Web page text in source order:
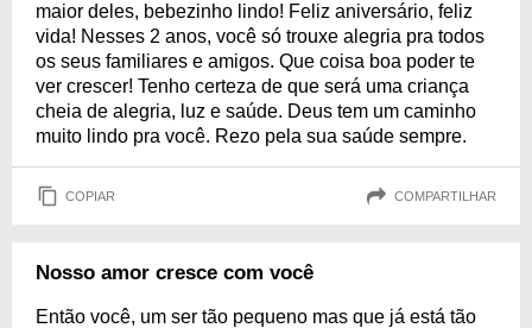
maior deles, bebezinho lindo! Feliz aniversário, feliz
vida! Nesses 2 anos, você só trouxe alegria pra todos
os seus familiares e amigos. Que coisa boa poder te
ver crescer! Tenho certeza de que será uma criança
cheia de alegria, luz e saúde. Deus tem um caminho
muito lindo pra você. Rezo pela sua saúde sempre.
COPIAR COMPARTILHAR
Nosso amor cresce com você
Então você, um ser tão pequeno mas que já está tão